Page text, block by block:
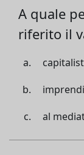
A quale
riferito il
al